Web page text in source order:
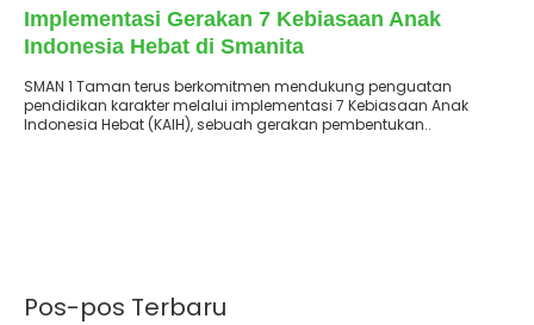
Implementasi Gerakan 7 Kebiasaan Anak
Indonesia Hebat di Smanita
SMAN 1 Taman terus berkomitmen mendukung penguatan
pendidikan karakter melalui implementasi 7 Kebiasaan Anak
Indonesia Hebat (KAIH), sebuah gerakan pembentukan..
Pos-pos Terbaru